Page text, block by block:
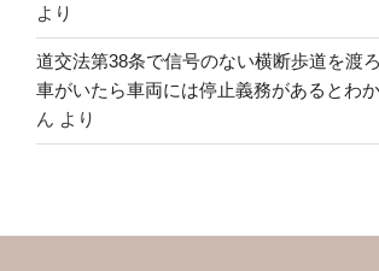
より
道交法第38条で信号のない横断歩道を渡
車がいたら車両には停止義務があるとわ
ん より